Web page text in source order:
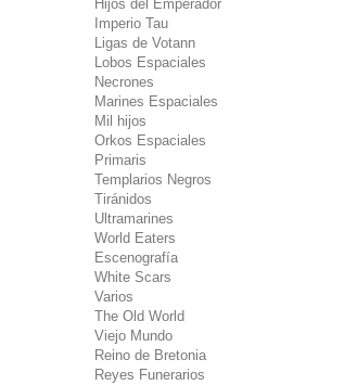
Hijos del Emperador
Imperio Tau
Ligas de Votann
Lobos Espaciales
Necrones
Marines Espaciales
Mil hijos
Orkos Espaciales
Primaris
Templarios Negros
Tiránidos
Ultramarines
World Eaters
Escenografía
White Scars
Varios
The Old World
Viejo Mundo
Reino de Bretonia
Reyes Funerarios